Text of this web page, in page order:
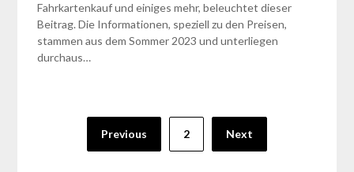
Fahrkartenkauf und einiges mehr, beleuchtet dieser
Beitrag. Die Informationen, speziell zu den Preisen,
stammen aus dem Sommer 2023 und unterliegen
durchaus…
Seitennummerierung
Previous 2 Next